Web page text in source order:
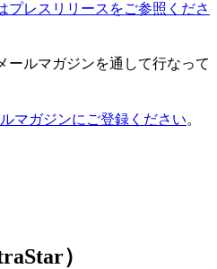
プレスリリースをご参照くださ
ールマガジンを通して行なって
マガジンにご登録ください。
）